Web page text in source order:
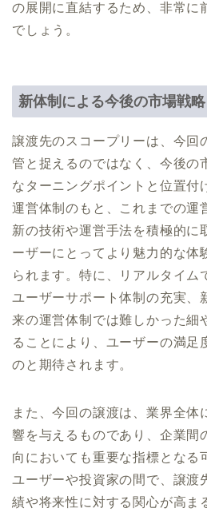
の展開に直結するため、非常に
でしょう。
新体制による今後の市場戦
譲渡先のスコープリーは、今回
管と捉えるのではなく、今後の
なターニングポイントと位置付
運営体制のもと、これまでの運
新の技術や運営手法を積極的に
ーザーにとってより魅力的な体
られます。特に、リアルタイム
ユーザーサポート体制の充実、
来の運営体制では難しかった細
ることにより、ユーザーの満足
のと期待されます。
また、今回の譲渡は、業界全体
響を与えるものであり、企業間
向においても重要な指標となる
ユーザーや投資家の間で、譲渡
績や将来性に対する関心が高ま